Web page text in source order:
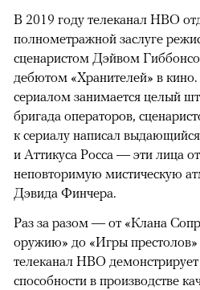
В 2019 году телеканал HBO
полнометражной заслуге
сценаристом Дэйвом
дебютом «Хранителей» в
сериалом занимается целый
бригада операторов,
к сериалу написал
и Аттикуса Росса — эти лица
неповторимую мистическую
Дэвида Финчера.
Раз за разом — от «Клана
оружию» до «Игры престолов»
телеканал HBO
способности в производстве